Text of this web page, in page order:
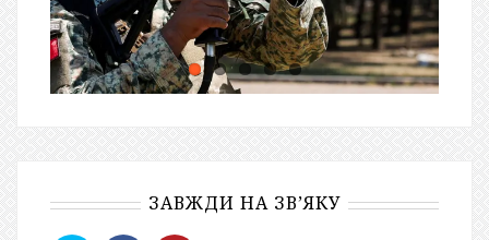
ЗАВЖДИ НА ЗВ’ЯКУ